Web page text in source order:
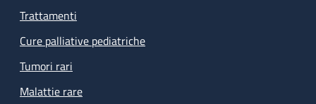
Trattamenti
Cure palliative pediatriche
Tumori rari
Malattie rare